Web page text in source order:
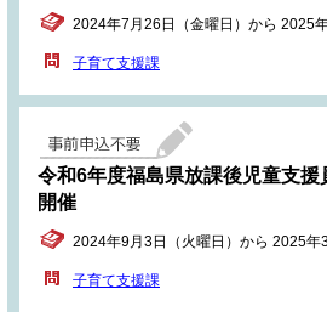
2024年7月26日（金曜日）から 2025
子育て支援課
令和6年度福島県放課後児童支援
開催
2024年9月3日（火曜日）から 2025年
子育て支援課